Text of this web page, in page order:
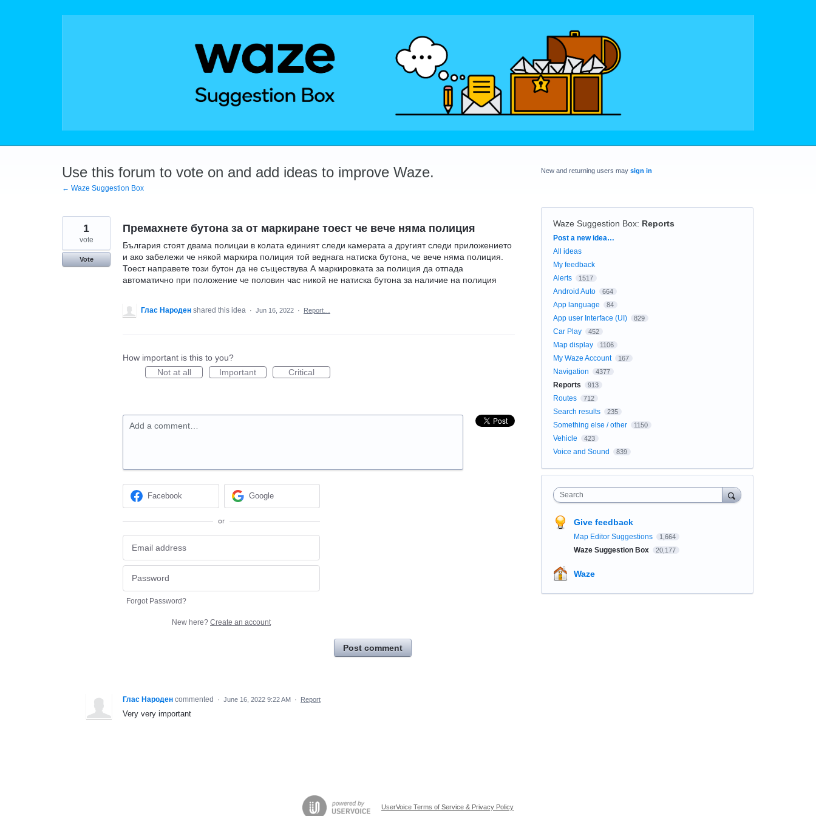
Use this forum to vote on and add ideas to improve Waze.
← Waze Suggestion Box
Премахнете бутона за от маркиране тоест че вече няма полиция
България стоят двама полицаи в колата единият следи камерата а другият следи приложението
и ако забележи че някой маркира полиция той веднага натиска бутона, че вече няма полиция.
Тоест направете този бутон да не съществува А маркировката за полиция да отпада
автоматично при положение че половин час никой не натиска бутона за наличие на полиция
1
vote
Vote
Глас Народен shared this idea · Jun 16, 2022 · Report…
How important is this to you?
Not at all
Important Critical
Add a comment…
Facebook Google
or
Forgot Password?
New here? Create an account
Post comment
Глас Народен commented · June 16, 2022 9:22 AM · Report
Very very important
New and returning users may sign in
Waze Suggestion Box: Reports
Categories
Post a new idea…
All ideas
My feedback
Alerts
1517
Android Auto 664
App language 84
App user Interface (UI) 829
Car Play 452
Map display 1106
My Waze Account 167
Navigation 4377
Reports 913
Routes 712
Search results 235
Something else / other 1150
Vehicle 423
Voice and Sound 839
Search
Give feedback
Map Editor Suggestions 1,664
Waze Suggestion Box 20,177
Waze
UserVoice Terms of Service & Privacy Policy